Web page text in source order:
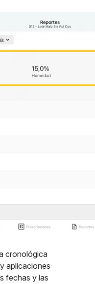
cronológica
aplicaciones
fechas y las